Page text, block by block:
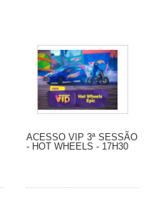
ACESSO VIP 3ª SESSÃO
- HOT WHEELS - 17H30